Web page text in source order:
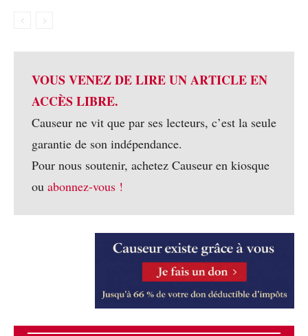
VOUS VENEZ DE LIRE UN ARTICLE EN
ACCÈS LIBRE.
Causeur ne vit que par ses lecteurs, c’est la seule
garantie de son indépendance.
Pour nous soutenir, achetez Causeur en kiosque
ou abonnez-vous !